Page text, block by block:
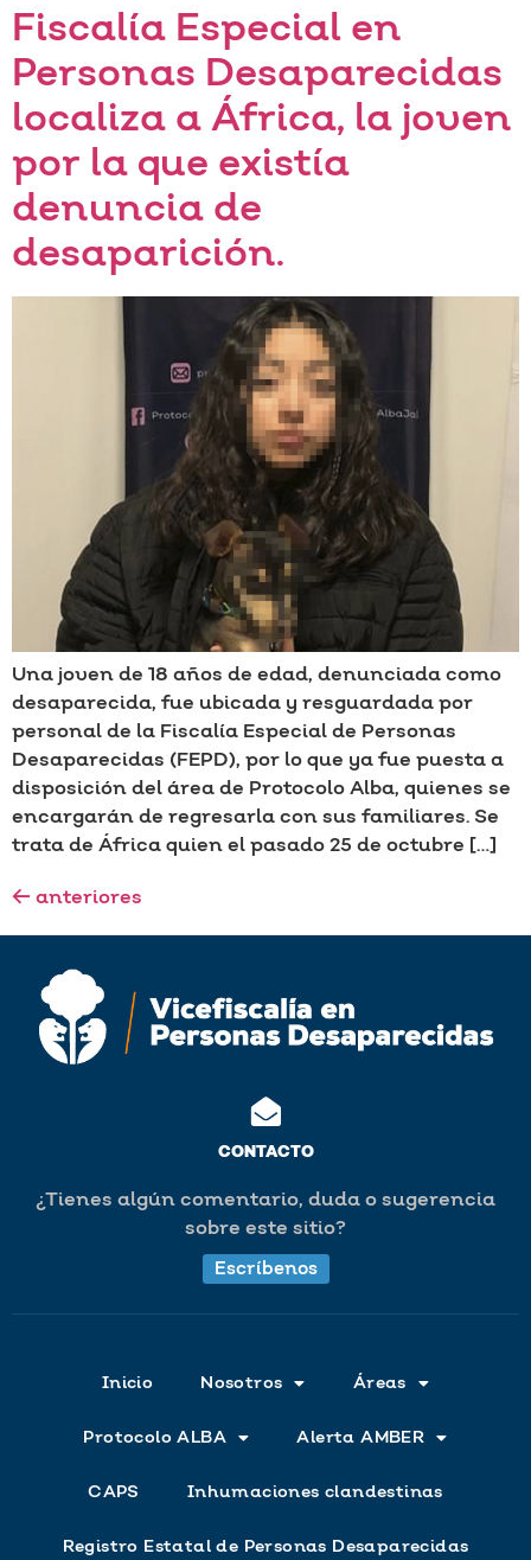
Fiscalía Especial en
Personas Desaparecidas
localiza a África, la joven
por la que existía
denuncia de
desaparición.
Una joven de 18 años de edad, denunciada como
desaparecida, fue ubicada y resguardada por
personal de la Fiscalía Especial de Personas
Desaparecidas (FEPD), por lo que ya fue puesta a
disposición del área de Protocolo Alba, quienes se
encargarán de regresarla con sus familiares. Se
trata de África quien el pasado 25 de octubre […]
← anteriores
CONTACTO
¿Tienes algún comentario, duda o sugerencia
sobre este sitio?
Escríbenos
Inicio Nosotros Áreas
Protocolo ALBA Alerta AMBER
CAPS Inhumaciones clandestinas
Registro Estatal de Personas Desaparecidas